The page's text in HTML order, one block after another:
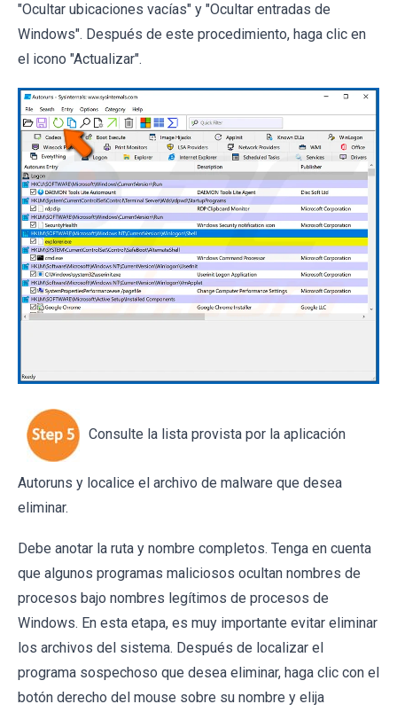
"Ocultar ubicaciones vacías" y "Ocultar entradas de
Windows". Después de este procedimiento, haga clic en
el icono "Actualizar".
Consulte la lista provista por la aplicación
Autoruns y localice el archivo de malware que desea
eliminar.
Debe anotar la ruta y nombre completos. Tenga en cuenta
que algunos programas maliciosos ocultan nombres de
procesos bajo nombres legítimos de procesos de
Windows. En esta etapa, es muy importante evitar eliminar
los archivos del sistema. Después de localizar el
programa sospechoso que desea eliminar, haga clic con el
botón derecho del mouse sobre su nombre y elija